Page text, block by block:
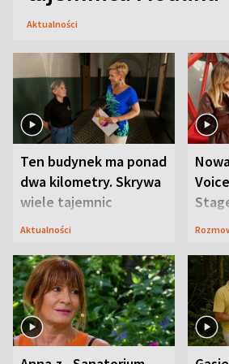
Aktualności
Ten budynek ma ponad
dwa kilometry. Skrywa
wiele tajemnic
Aktualności